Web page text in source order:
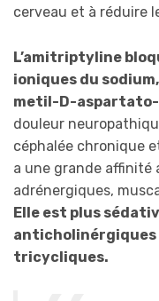
cerveau et à réduire
L’amitriptyline
ioniques du
metil-D-aspartato-
douleur
céphalée chronique
a une grande affinité
adrénergiques,
Elle est plus
anticholinérgiques
tricycliques.